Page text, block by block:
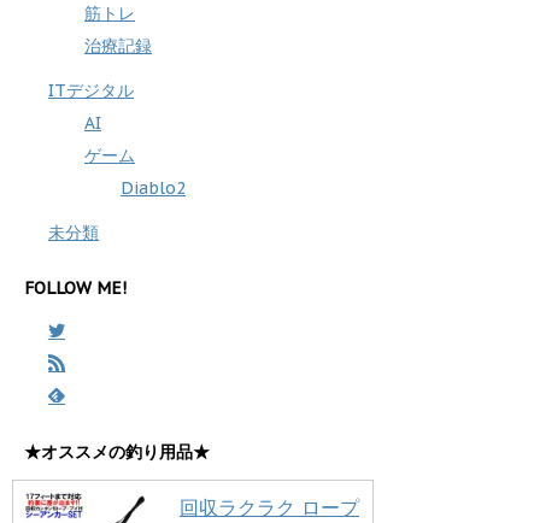
筋トレ
治療記録
ITデジタル
AI
ゲーム
Diablo2
未分類
FOLLOW ME!
★オススメの釣り用品★
回収ラクラク ロープ